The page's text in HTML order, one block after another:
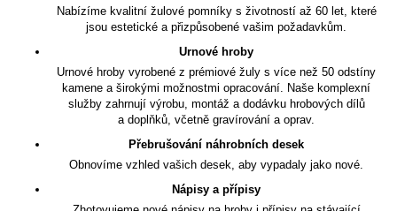
Nabízíme kvalitní žulové pomníky s životností až 60 let, které
jsou estetické a přizpůsobené vašim požadavkům.
Urnové hroby
Urnové hroby vyrobené z prémiové žuly s více než 50 odstíny
kamene a širokými možnostmi opracování. Naše komplexní
služby zahrnují výrobu, montáž a dodávku hrobových dílů
a doplňků, včetně gravírování a oprav.
Přebrušování náhrobních desek
Obnovíme vzhled vašich desek, aby vypadaly jako nové.
Nápisy a přípisy